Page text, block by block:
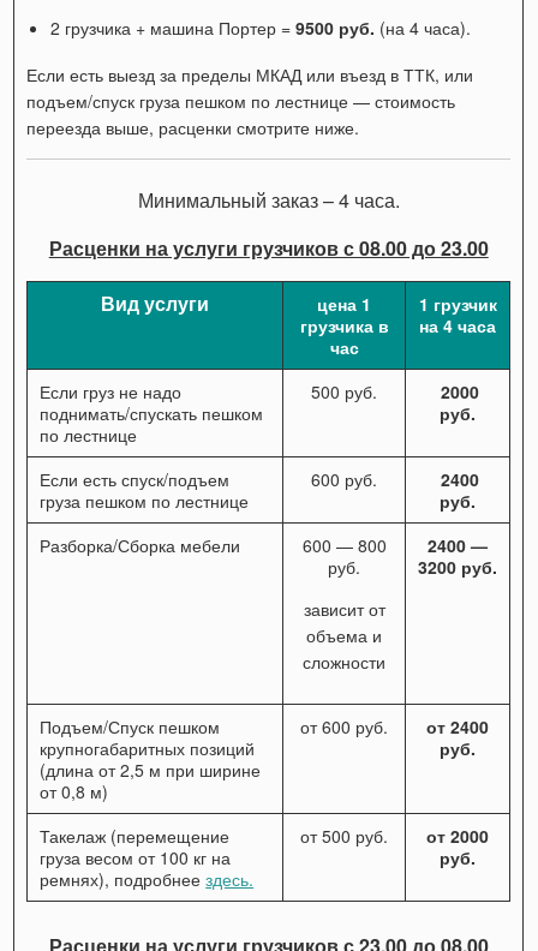
2 грузчика + машина Портер =9500 руб. (на 4 часа).
Если есть выезд за пределы МКАД или въезд в ТТК, или
подъем/спуск груза пешком по лестнице — стоимость
переезда выше, расценки смотрите ниже.
Минимальный заказ – 4 часа.
Расценки на услуги грузчиков с 08.00 до 23.00
Вид услуги
цена 1
грузчика в
час
1 грузчик
на 4 часа
Если груз не надо
поднимать/спускать пешком
по лестнице
500 руб.
2000
руб.
Если есть спуск/подъем
груза пешком по лестнице
600 руб.
2400
руб.
Разборка/Сборка мебели
600 — 800
руб.
зависит от
объема и
сложности
2400 —
3200 руб.
Подъем/Спуск пешком
крупногабаритных позиций
(длина от 2,5 м при ширине
от 0,8 м)
от 600 руб.
от 2400
руб.
Такелаж (перемещение
груза весом от 100 кг на
ремнях), подробнеездесь.
от 500 руб.
от 2000
руб.